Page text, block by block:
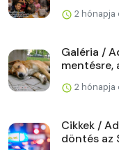
2
Galéria /
mentésre,
2
Cikkek /
döntés az